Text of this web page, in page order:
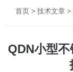
首页 >技术文章 >
QDN小型